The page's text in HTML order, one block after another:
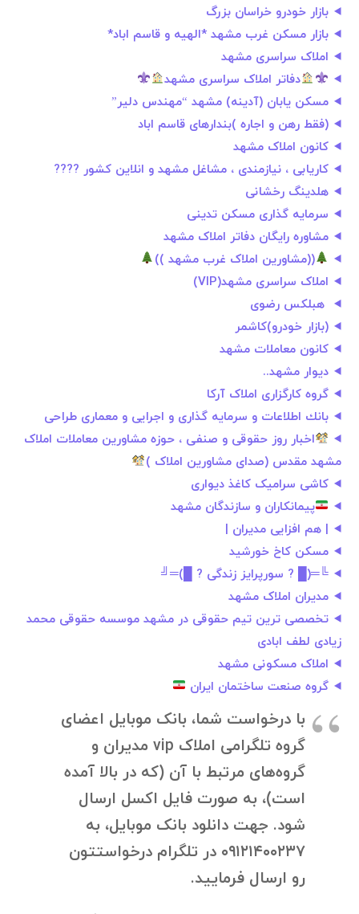
بازار خودرو خراسان بزرگ
بازار مسکن غرب مشهد *الهیه و قاسم اباد*
املاک سراسری مشهد
دفاتر املاک سراسری مشهد
مسکن یابان (آدینه) مشهد “مهندس دلیر”
(فقط رهن و اجاره )بندارهای قاسم اباد
کانون املاک مشهد
کاریابی ، نیازمندی ، مشاغل مشهد و انلاین کشور ????
هلدینگ رخشانی
سرمایه گذاری مسکن تدینی
مشاوره رایگان دفاتر املاک مشهد
((مشاورین املاک غرب مشهد ))
املاک سراسری مشهد(VIP)
️ هبلکس رضوی
(بازار خودرو)کاشمر
کانون معاملات مشهد
دیوار مشهد..
گروه کارگزاری املاک آرکا
بانك اطلاعات و سرمایه گذاری و اجرایی و معماری طراحی
اخبار روز حقوقی و صنفی ، حوزه مشاورین معاملات املاک
مشهد مقدس (صدای مشاورین املاک )
کاشی سرامیک کاغذ دیواری
پیمانکاران و سازندگان مشهد
| هم افزایی مدیران |
مسکن کاخ خورشید
╚═(█ ? سورپرایز زندگی ? █)═╝
مدیران املاک مشهد
تخصصی ترین تیم حقوقی در مشهد موسسه حقوقی محمد
زیادی لطف ابادی
املاک مسکونی مشهد
گروه صنعت ساختمان ایران
با درخواست شما، بانک موبایل اعضای
گروه تلگرامی املاک vip مدیران و
گروه‌های مرتبط با آن (که در بالا آمده
است)، به صورت فایل اکسل ارسال
شود. جهت دانلود بانک موبایل، به
۰۹۱۲۱۴۰۰۲۳۷ در تلگرام درخواستتون
رو ارسال فرمایید.